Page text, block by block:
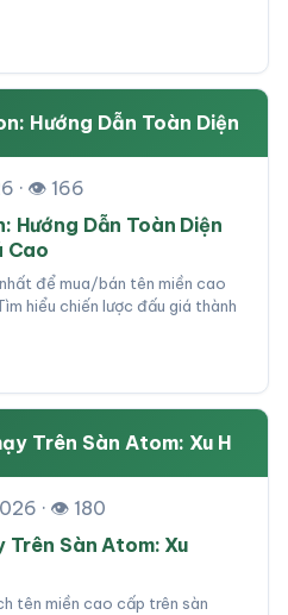
Hướng Dẫn Toàn Diện
· 👁 166
Hướng Dẫn Toàn Diện
Cao
để mua/bán tên miền cao
hiểu chiến lược đấu giá thành
Trên Sàn Atom: Xu H
· 👁 180
Trên Sàn Atom: Xu
tên miền cao cấp trên sàn